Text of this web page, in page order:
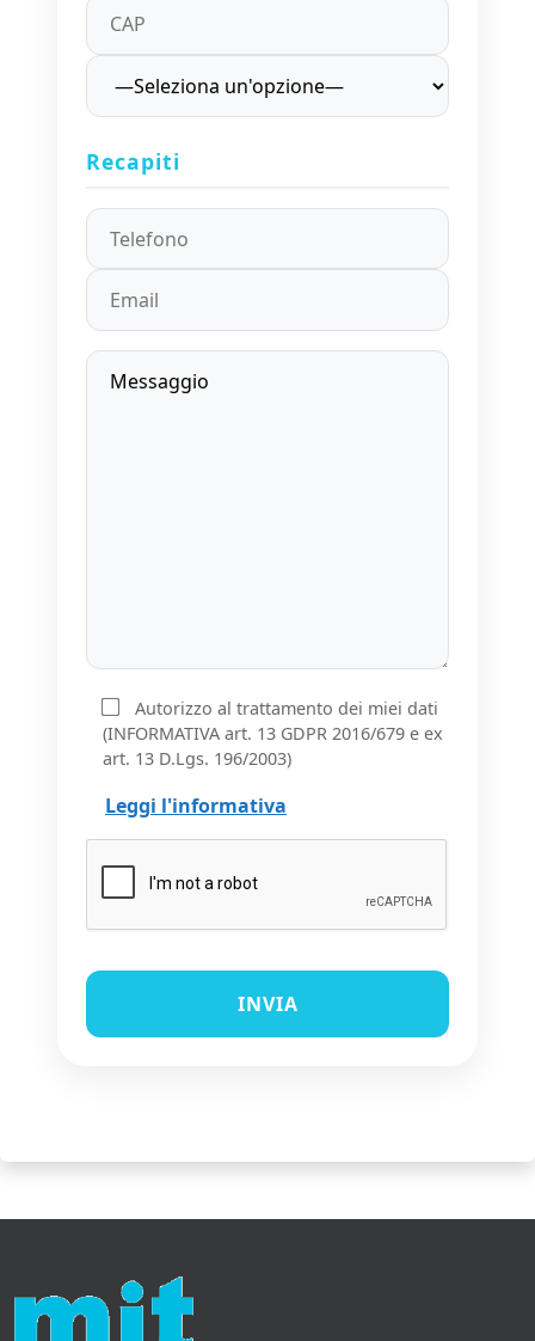
Recapiti
Autorizzo al trattamento dei miei dati
(INFORMATIVA art. 13 GDPR 2016/679 e ex
art. 13 D.Lgs. 196/2003)
Leggi l'informativa